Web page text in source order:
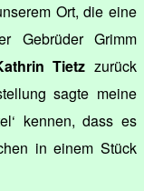
Ort, die eine
Gebrüder Grimm
Tietz zurück
sagte meine
kennen, dass es
in einem Stück